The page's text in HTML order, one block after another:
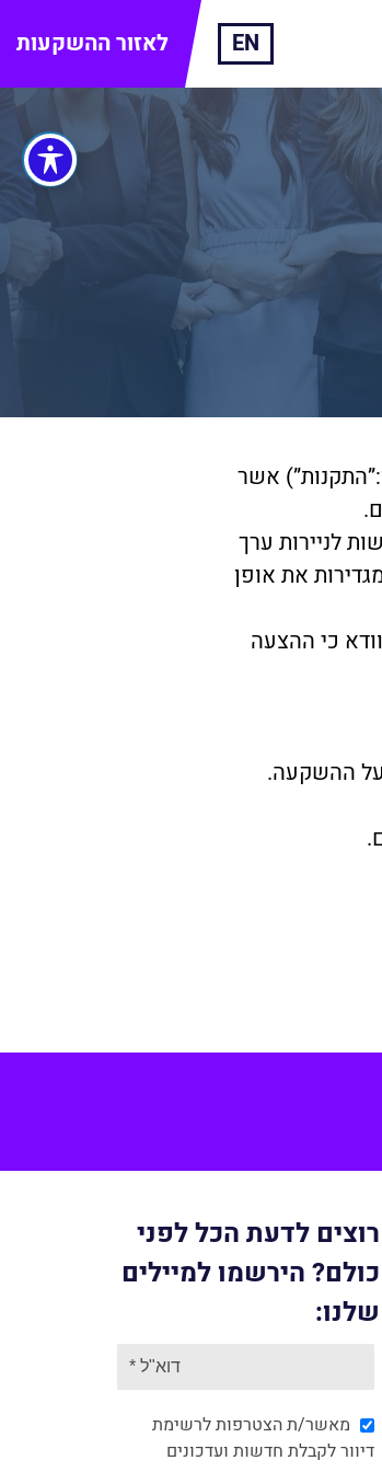
לאזור ההשקעות EN
ניירות ערך (הצעה באמצעות רכז הצעה), התשע”ז-2017 (להלן:”התקנות”) אשר
לניירות ערך
את אופן
כי ההצעה
על ההשקעה.
רוצים לדעת הכל לפני
כולם? הירשמו למיילים
שלנו:
מאשר/ת הצטרפות לרשימת
דיוור לקבלת חדשות ועדכונים